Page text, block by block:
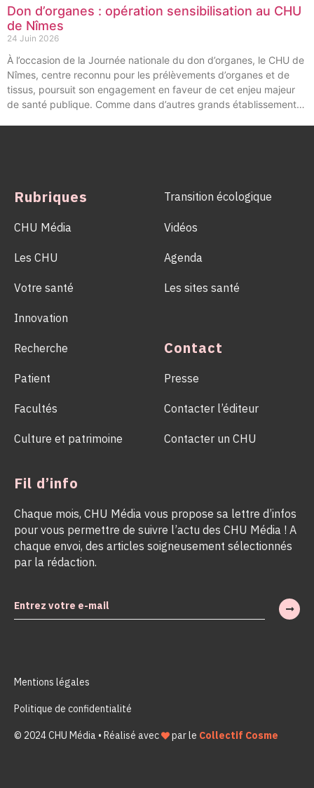
Don d’organes : opération sensibilisation au CHU
de Nîmes
24 Juin 2026
À l’occasion de la Journée nationale du don d’organes, le CHU de
Nîmes, centre reconnu pour les prélèvements d’organes et de
tissus, poursuit son engagement en faveur de cet enjeu majeur
de santé publique. Comme dans d’autres grands établissements
Rubriques
CHU Média
Les CHU
Votre santé
Innovation
Recherche
Patient
Facultés
Culture et patrimoine
Transition écologique
Vidéos
Agenda
Les sites santé
Contact
Presse
Contacter l’éditeur
Contacter un CHU
Fil d’info
Chaque mois, CHU Média vous propose sa lettre d’infos
pour vous permettre de suivre l’actu des CHU Média ! A
chaque envoi, des articles soigneusement sélectionnés
par la rédaction.
Mentions légales
Politique de confidentialité
© 2024 CHU Média • Réalisé avec par le Collectif Cosme